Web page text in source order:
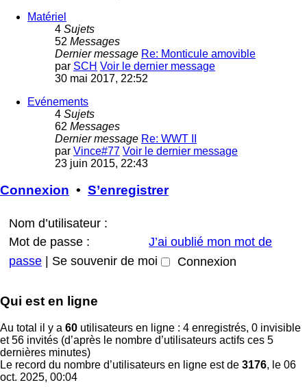
Matériel
4 Sujets
52 Messages
Dernier message Re: Monticule amovible
par SCH Voir le dernier message
30 mai 2017, 22:52
Evénements
4 Sujets
62 Messages
Dernier message Re: WWT II
par Vince#77 Voir le dernier message
23 juin 2015, 22:43
Connexion • S’enregistrer
Nom d’utilisateur :
Mot de passe :
J’ai oublié mon mot de
passe
Se souvenir de moi
Qui est en ligne
Au total il y a 60 utilisateurs en ligne : 4 enregistrés, 0 invisible
et 56 invités (d’après le nombre d’utilisateurs actifs ces 5
dernières minutes)
Le record du nombre d’utilisateurs en ligne est de 3176, le 06
oct. 2025, 00:04